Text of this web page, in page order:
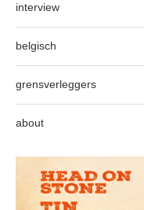
interview
belgisch
grensverleggers
about